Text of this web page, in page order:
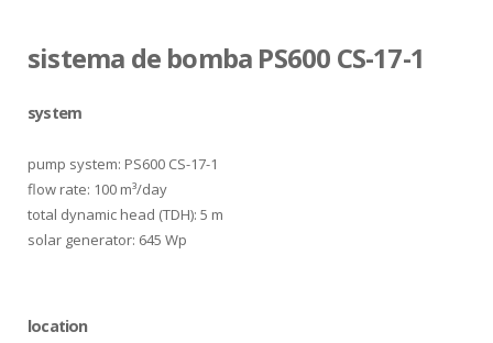
sistema de bomba PS600 CS-17-1
system
pump system: PS600 CS-17-1
flow rate: 100 m³/day
total dynamic head (TDH): 5 m
solar generator: 645 Wp
location